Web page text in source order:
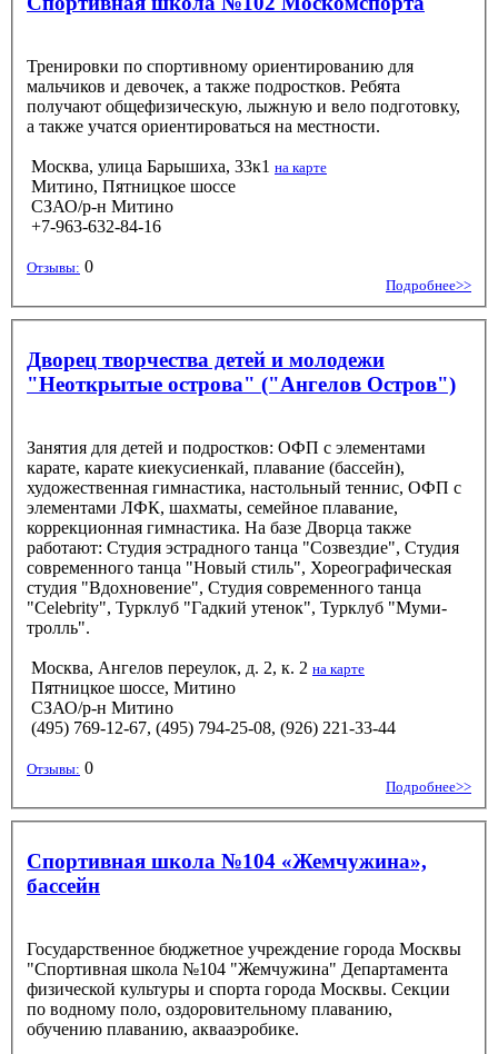
Тренировки по спортивному ориентированию для
мальчиков и девочек, а также подростков. Ребята
получают общефизическую, лыжную и вело подготовку,
а также учатся ориентироваться на местности.
Москва, улица Барышиха, 33к1 на карте
Митино, Пятницкое шоссе
СЗАО/р-н Митино
+7-963-632-84-16
Отзывы: 0
Подробнее>>
Дворец творчества детей и молодежи
"Неоткрытые острова" ("Ангелов Остров")
Занятия для детей и подростков: ОФП с элементами
карате, карате киекусиенкай, плавание (бассейн),
художественная гимнастика, настольный теннис, ОФП с
элементами ЛФК, шахматы, семейное плавание,
коррекционная гимнастика. На базе Дворца также
работают: Студия эстрадного танца "Созвездие", Студия
современного танца "Новый стиль", Хореографическая
студия "Вдохновение", Студия современного танца
"Сelebrity", Турклуб "Гадкий утенок", Турклуб "Муми-
тролль".
Москва, Ангелов переулок, д. 2, к. 2 на карте
Пятницкое шоссе, Митино
СЗАО/р-н Митино
(495) 769-12-67, (495) 794-25-08, (926) 221-33-44
Отзывы: 0
Подробнее>>
Спортивная школа №104 «Жемчужина»,
бассейн
Государственное бюджетное учреждение города Москвы
"Спортивная школа №104 "Жемчужина" Департамента
физической культуры и спорта города Москвы. Секции
по водному поло, оздоровительному плаванию,
обучению плаванию, аквааэробике.